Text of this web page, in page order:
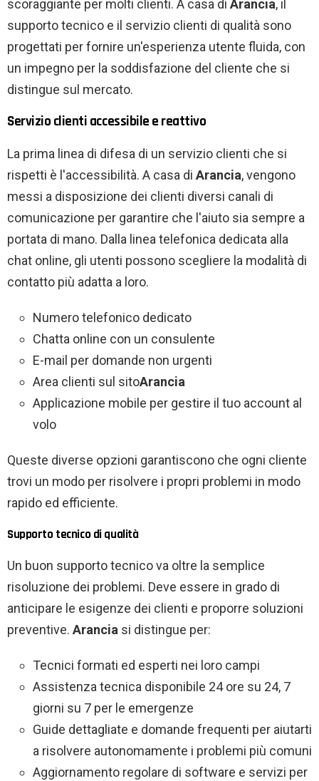
scoraggiante per molti clienti. A casa di Arancia, il
supporto tecnico e il servizio clienti di qualità sono
progettati per fornire un'esperienza utente fluida, con
un impegno per la soddisfazione del cliente che si
distingue sul mercato.
Servizio clienti accessibile e reattivo
La prima linea di difesa di un servizio clienti che si
rispetti è l'accessibilità. A casa di Arancia, vengono
messi a disposizione dei clienti diversi canali di
comunicazione per garantire che l'aiuto sia sempre a
portata di mano. Dalla linea telefonica dedicata alla
chat online, gli utenti possono scegliere la modalità di
contatto più adatta a loro.
Numero telefonico dedicato
Chatta online con un consulente
E-mail per domande non urgenti
Area clienti sul sitoArancia
Applicazione mobile per gestire il tuo account al
volo
Queste diverse opzioni garantiscono che ogni cliente
trovi un modo per risolvere i propri problemi in modo
rapido ed efficiente.
Supporto tecnico di qualità
Un buon supporto tecnico va oltre la semplice
risoluzione dei problemi. Deve essere in grado di
anticipare le esigenze dei clienti e proporre soluzioni
preventive. Arancia si distingue per:
Tecnici formati ed esperti nei loro campi
Assistenza tecnica disponibile 24 ore su 24, 7
giorni su 7 per le emergenze
Guide dettagliate e domande frequenti per aiutarti
a risolvere autonomamente i problemi più comuni
Aggiornamento regolare di software e servizi per